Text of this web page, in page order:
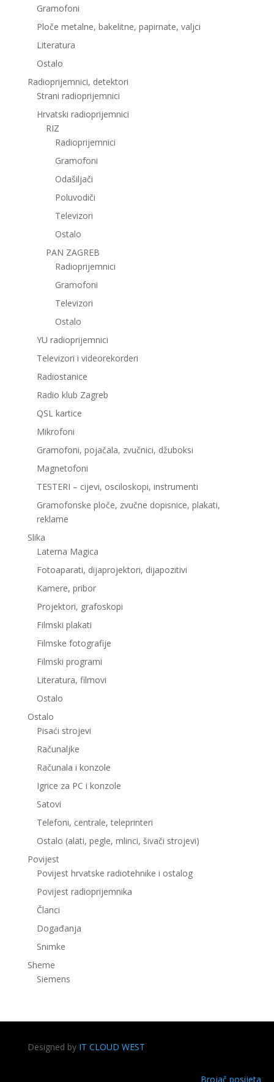
Gramofoni
Ploče metalne, bakelitne, papirnate, valjci
Literatura
Ostalo
Radioprijemnici, detektori
Strani radioprijemnici
Hrvatski radioprijemnici
RIZ
Radioprijemnici
Gramofoni
Odašiljači
Poluvodiči
Televizori
Ostalo
PAN ZAGREB
Radioprijemnici
Gramofoni
Televizori
Ostalo
YU radioprijemnici
Televizori i videorekorderi
Radiostanice
Radio klub Zagreb
QSL kartice
Mikrofoni
Gramofoni, pojačala, zvučnici, džuboksi
Magnetofoni
TESTERI – cijevi, osciloskopi, instrumenti
Gramofonske ploče, zvučne dopisnice, plakati,
reklame
Slika
Laterna Magica
Fotoaparati, dijaprojektori, dijapozitivi
Kamere, pribor
Projektori, grafoskopi
Filmski plakati
Filmske fotografije
Filmski programi
Literatura, filmovi
Ostalo
Ostalo
Pisaći strojevi
Računaljke
Računala i konzole
Igrice za PC i konzole
Satovi
Telefoni, centrale, teleprinteri
Ostalo (alati, pegle, mlinci, šivači strojevi)
Povijest
Povijest hrvatske radiotehnike i ostalog
Povijest radioprijemnika
Članci
Događanja
Snimke
Sheme
Siemens
Designed by IT CLOUD WEST
Brojač posijeta